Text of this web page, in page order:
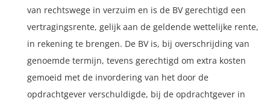
van rechtswege in verzuim en is de BV gerechtigd een
vertragingsrente, gelijk aan de geldende wettelijke rente,
in rekening te brengen. De BV is, bij overschrijding van
genoemde termijn, tevens gerechtigd om extra kosten
gemoeid met de invordering van het door de
opdrachtgever verschuldigde, bij de opdrachtgever in